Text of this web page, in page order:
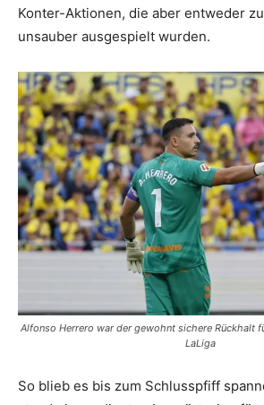
Konter-Aktionen, die aber entweder
unsauber ausgespielt wurden.
Alfonso Herrero war der gewohnt sichere Rückhalt
LaLiga
So blieb es bis zum Schlusspfiff